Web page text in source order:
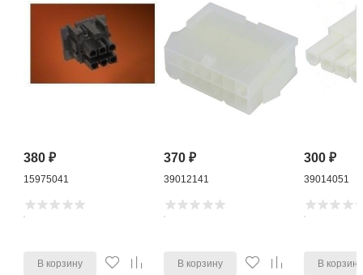
380₽
15975041
В корзину
370₽
39012141
В корзину
300₽
39014051
В корзину